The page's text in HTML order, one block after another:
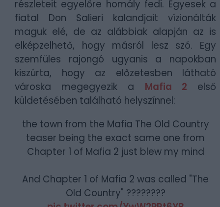
részleteit egyelőre homály fedi. Egyesek a
fiatal Don Salieri kalandjait vízionálták
maguk elé, de az alábbiak alapján az is
elképzelhető, hogy másról lesz szó. Egy
szemfüles rajongó ugyanis a napokban
kiszúrta, hogy az előzetesben látható
városka megegyezik a Mafia 2 első
küldetésében található helyszínnel:
the town from the Mafia The Old Country
teaser being the exact same one from
Chapter 1 of Mafia 2 just blew my mind
And Chapter 1 of Mafia 2 was called "The
Old Country" ????️????️